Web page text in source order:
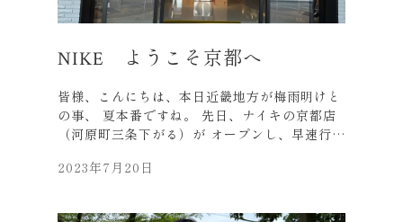
NIKE ようこそ京都へ
皆様、こんにちは、本日近畿地方が梅雨明けと
の事、 夏本番ですね。 先日、ナイキの京都店
（河原町三条下がる）が オープンし、早速行っ
ですが、 3階までびっしりと商品が揃い、 キョ
ての「京都限定Tシャツ」も無事に買えて （少
2023年7月20日